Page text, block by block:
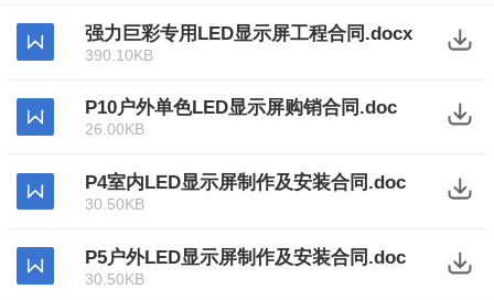
强力巨彩专用LED显示屏工程合同.docx
390.10KB
P10户外单色LED显示屏购销合同.doc
26.00KB
P4室内LED显示屏制作及安装合同.doc
30.50KB
P5户外LED显示屏制作及安装合同.doc
30.50KB